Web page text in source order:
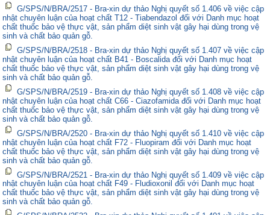
G/SPS/N/BRA/2517 - Bra-xin dự thảo Nghị quyết số 1.406 về việc cập
nhật chuyên luận của hoạt chất T12 - Tiabendazol đối với Danh mục hoạt
chất thuốc bảo vệ thực vật, sản phẩm diệt sinh vật gây hại dùng trong vệ
sinh và chất bảo quản gỗ.
G/SPS/N/BRA/2518 - Bra-xin dự thảo Nghị quyết số 1.407 về việc cập
nhật chuyên luận của hoạt chất B41 - Boscalida đối với Danh mục hoạt
chất thuốc bảo vệ thực vật, sản phẩm diệt sinh vật gây hại dùng trong vệ
sinh và chất bảo quản gỗ.
G/SPS/N/BRA/2519 - Bra-xin dự thảo Nghị quyết số 1.408 về việc cập
nhật chuyên luận của hoạt chất C66 - Ciazofamida đối với Danh mục hoạt
chất thuốc bảo vệ thực vật, sản phẩm diệt sinh vật gây hại dùng trong vệ
sinh và chất bảo quản gỗ.
G/SPS/N/BRA/2520 - Bra-xin dự thảo Nghị quyết số 1.410 về việc cập
nhật chuyên luận của hoạt chất F72 - Fluopiram đối với Danh mục hoạt
chất thuốc bảo vệ thực vật, sản phẩm diệt sinh vật gây hại dùng trong vệ
sinh và chất bảo quản gỗ.
G/SPS/N/BRA/2521 - Bra-xin dự thảo Nghị quyết số 1.409 về việc cập
nhật chuyên luận của hoạt chất F49 - Fludioxonil đối với Danh mục hoạt
chất thuốc bảo vệ thực vật, sản phẩm diệt sinh vật gây hại dùng trong vệ
sinh và chất bảo quản gỗ.